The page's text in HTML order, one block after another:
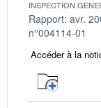
INSPECTION
Rapport: avr.
n°004114-01
Accéder à la